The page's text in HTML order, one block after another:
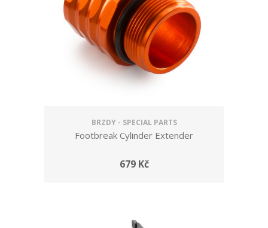
BRZDY - SPECIAL PARTS
Footbreak Cylinder Extender
679 Kč